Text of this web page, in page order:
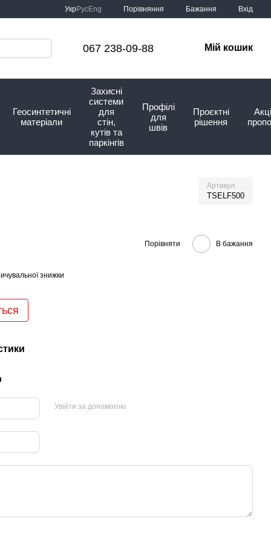
УкрРусEng Порівняння Бажання Вхід
067 238-09-88 Мій кошик
Геосинтетичні
матеріали
Захисні
системи
для
стін,
кутів та
паркінгів
Профілі
для
швів
Проєктні
рішення
Артикул
TSELF500
Порівняти В бажання
знижки
Увійти за допомогою